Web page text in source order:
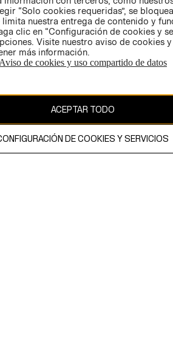
“Solo cookies requeridas”, se
nuestra entrega de contenido y
clic en “Configuración de cookies y
Visite nuestro aviso de cookies
más información.
Aviso de cookies y uso compartido de datos
ACEPTAR TODO
DE COOKIES Y SERVICIOS